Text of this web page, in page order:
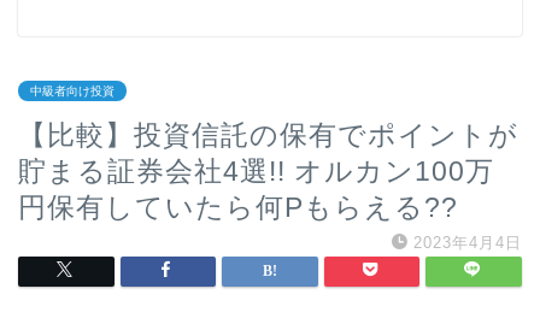
中級者向け投資
【比較】投資信託の保有でポイントが
貯まる証券会社4選!! オルカン100万
円保有していたら何Pもらえる??
2023年4月4日